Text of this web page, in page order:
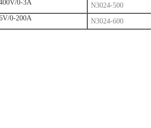
0-3A N3024-500
0-200A N3024-600